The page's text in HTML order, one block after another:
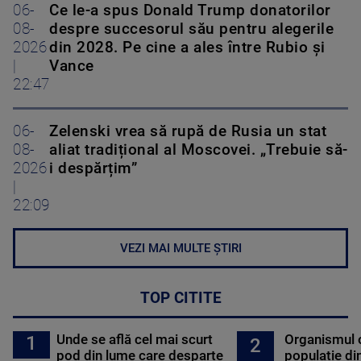
06-
08-
2026
|
22:47
Ce le-a spus Donald Trump donatorilor
despre succesorul său pentru alegerile
din 2028. Pe cine a ales între Rubio și
Vance
06-
08-
2026
|
22:09
Zelenski vrea să rupă de Rusia un stat
aliat tradițional al Moscovei. „Trebuie să-
i despărțim”
VEZI MAI MULTE ȘTIRI
TOP CITITE
1
Unde se află cel mai scurt
pod din lume care desparte
2
Organismul
populație